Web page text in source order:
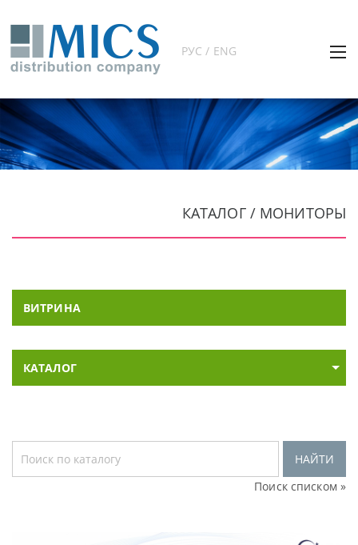
РУС / ENG
КАТАЛОГ / МОНИТОРЫ
ВИТРИНА
КАТАЛОГ
НАЙТИ
Поиск списком »